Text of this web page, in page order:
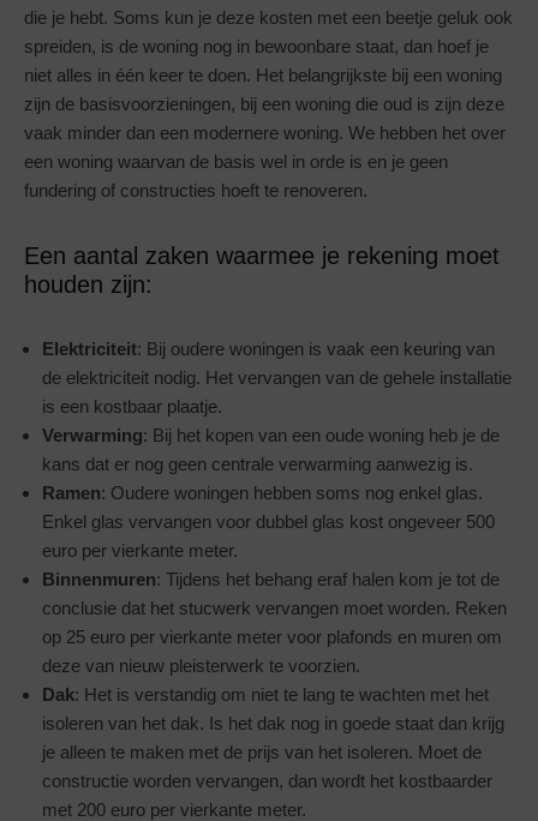
die je hebt. Soms kun je deze kosten met een beetje geluk ook
spreiden, is de woning nog in bewoonbare staat, dan hoef je
niet alles in één keer te doen. Het belangrijkste bij een woning
zijn de basisvoorzieningen, bij een woning die oud is zijn deze
vaak minder dan een modernere woning. We hebben het over
een woning waarvan de basis wel in orde is en je geen
fundering of constructies hoeft te renoveren.
Een aantal zaken waarmee je rekening moet
houden zijn:
Elektriciteit: Bij oudere woningen is vaak een keuring van
de elektriciteit nodig. Het vervangen van de gehele installatie
is een kostbaar plaatje.
Verwarming: Bij het kopen van een oude woning heb je de
kans dat er nog geen centrale verwarming aanwezig is.
Ramen: Oudere woningen hebben soms nog enkel glas.
Enkel glas vervangen voor dubbel glas kost ongeveer 500
euro per vierkante meter.
Binnenmuren: Tijdens het behang eraf halen kom je tot de
conclusie dat het stucwerk vervangen moet worden. Reken
op 25 euro per vierkante meter voor plafonds en muren om
deze van nieuw pleisterwerk te voorzien.
Dak: Het is verstandig om niet te lang te wachten met het
isoleren van het dak. Is het dak nog in goede staat dan krijg
je alleen te maken met de prijs van het isoleren. Moet de
constructie worden vervangen, dan wordt het kostbaarder
met 200 euro per vierkante meter.